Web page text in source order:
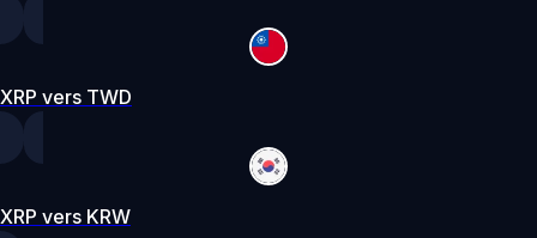
XRP vers TWD
XRP vers KRW